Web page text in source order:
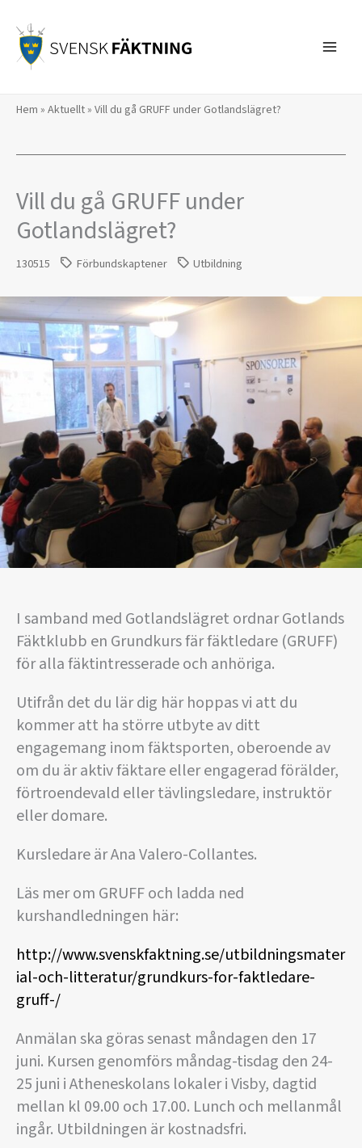
innehåll
Hem » Aktuellt» Vill du gå GRUFF under Gotlandslägret?
Vill du gå GRUFF under
Gotlandslägret?
130515 Förbundskaptener Utbildning
I samband med Gotlandslägret ordnar Gotlands
Fäktklubb en Grundkurs fär fäktledare (GRUFF)
för alla fäktintresserade och anhöriga.
Utifrån det du lär dig här hoppas vi att du
kommer att ha större utbyte av ditt
engagemang inom fäktsporten, oberoende av
om du är aktiv fäktare eller engagerad förälder,
förtroendevald eller tävlingsledare, instruktör
eller domare.
Kursledare är Ana Valero-Collantes.
Läs mer om GRUFF och ladda ned
kurshandledningen här:
http://www.svenskfaktning.se/utbildningsmater
ial-och-litteratur/grundkurs-for-faktledare-
gruff-/
Anmälan ska göras senast måndagen den 17
juni. Kursen genomförs måndag-tisdag den 24-
25 juni i Atheneskolans lokaler i Visby, dagtid
mellan kl 09.00 och 17.00. Lunch och mellanmål
ingår. Utbildningen är kostnadsfri.